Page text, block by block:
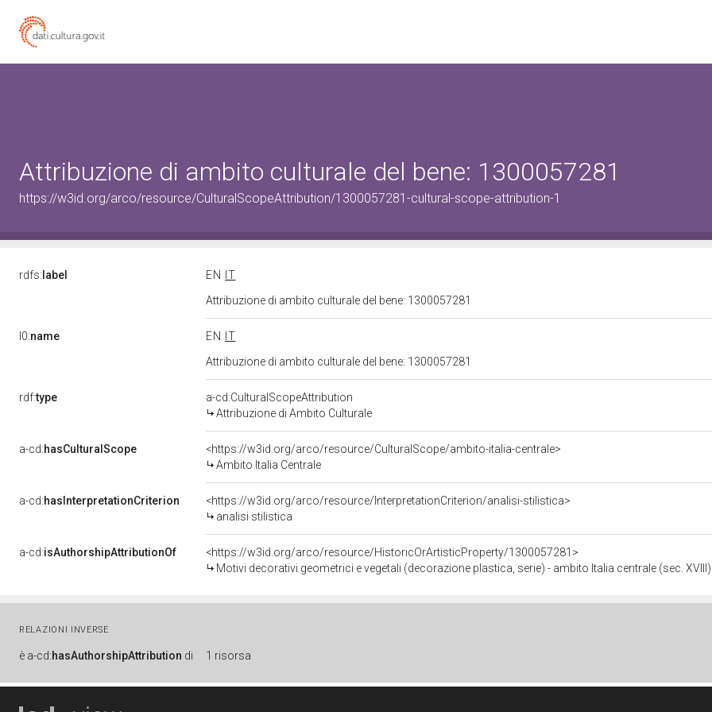
Attribuzione di ambito culturale del bene: 1300057281
https://w3id.org/arco/resource/CulturalScopeAttribution/1300057281-cultural-scope-attribution-1
rdfs: label EN
IT
Attribuzione di ambito culturale del bene: 1300057281
l0:name EN
IT
Attribuzione di ambito culturale del bene: 1300057281
rdf:type
a-cd:CulturalScopeAttribution
Attribuzione di Ambito Culturale
a-cd:hasCulturalScope
<https://w3id.org/arco/resource/CulturalScope/ambito-italia-centrale>
Ambito Italia Centrale
a-cd:hasInterpretationCriterion
<https://w3id.org/arco/resource/InterpretationCriterion/analisi-stilistica>
analisi stilistica
a-cd:isAuthorshipAttributionOf
<https://w3id.org/arco/resource/HistoricOrArtisticProperty/1300057281>
Motivi decorativi geometrici e vegetali (decorazione plastica, serie) - ambito Italia centrale (sec. XVIII)
RELAZIONI INVERSE
è a-cd:hasAuthorshipAttribution di 1 risorsa